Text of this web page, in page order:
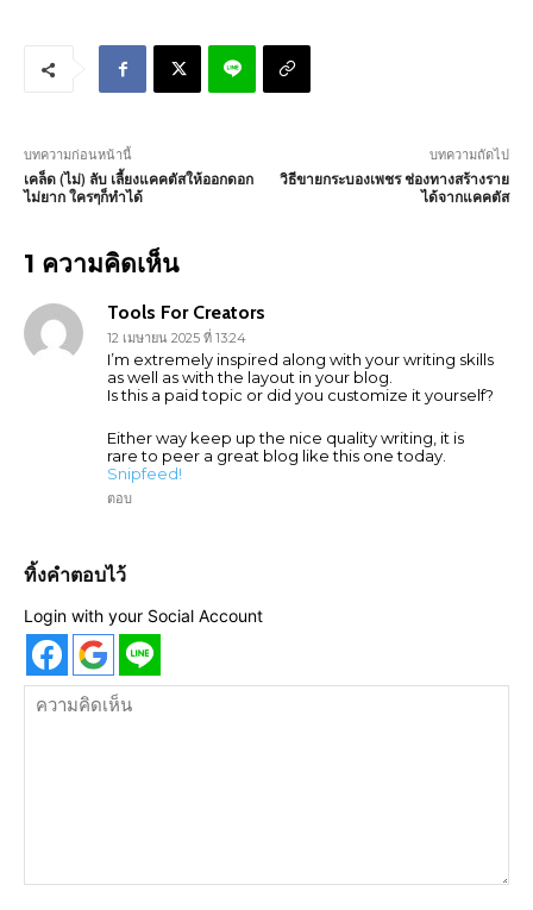
บทความก่อนหน้านี้
เคล็ด (ไม่) ลับ เลี้ยงแคคตัสให้ออกดอก
ไม่ยาก ใครๆก็ทำได้
บทความถัดไป
วิธีขายกระบองเพชร ช่องทางสร้างราย
ได้จากแคคตัส
1 ความคิดเห็น
Tools For Creators
12 เมษายน 2025 ที่ 13:24
I’m extremely inspired along with your writing skills
as well as with the layout in your blog.
Is this a paid topic or did you customize it yourself?
Either way keep up the nice quality writing, it is
rare to peer a great blog like this one today.
Snipfeed!
ตอบ
ทิ้งคำตอบไว้
Login with your Social Account